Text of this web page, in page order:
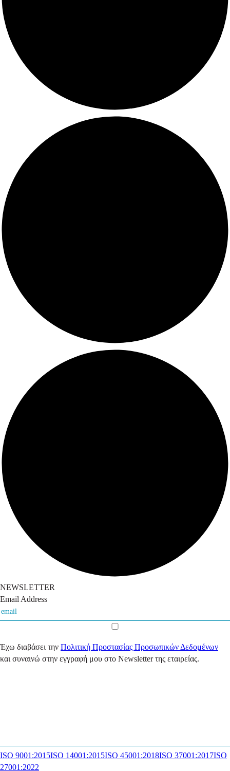
NEWSLETTER
Email Address
Έχω διαβάσει την Πολιτική Προστασίας Προσωπικών Δεδομένων
και συναινώ στην εγγραφή μου στο Newsletter της εταιρείας.
ISO 9001:2015ISO 14001:2015ISO 45001:2018ISO 37001:2017ISO
27001:2022